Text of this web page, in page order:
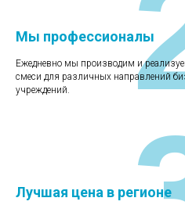
Мы профессионалы
Ежедневно мы производим и
смеси для различных направлений
учреждений.
Лучшая цена в регионе